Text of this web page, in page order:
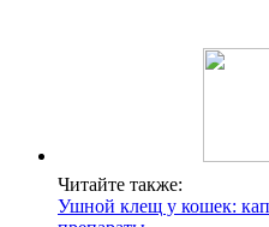
Читайте также:
Ушной клещ у кошек: